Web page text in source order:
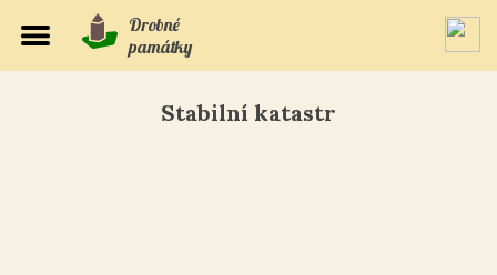
Drobné
památky
Stabilní katastr